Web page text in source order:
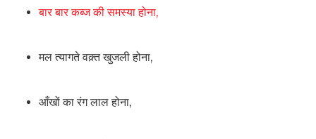
बार बार कब्ज की समस्या होना,
मल त्यागते वक़्त खुजली होना,
आँखों का रंग लाल होना,